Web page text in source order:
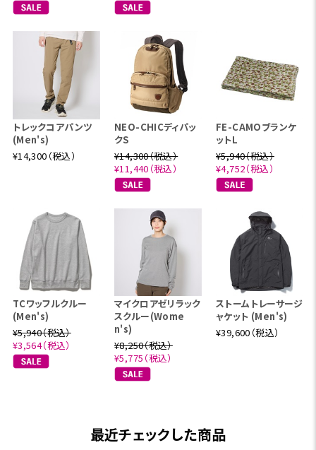
トレックコアパンツ
(Men's)
¥14,300（税込）
NEO-CHICディパッ
クS
¥14,300（税込）
¥11,440（税込）
FE-CAMOブランケ
ットL
¥5,940（税込）
¥4,752（税込）
TCワッフルクルー
(Men's)
¥5,940（税込）
¥3,564（税込）
マイクロアゼリラック
スクルー(Wome
n's)
¥8,250（税込）
¥5,775（税込）
ストームトレーサージ
ャケット (Men's)
¥39,600（税込）
最近チェックした商品